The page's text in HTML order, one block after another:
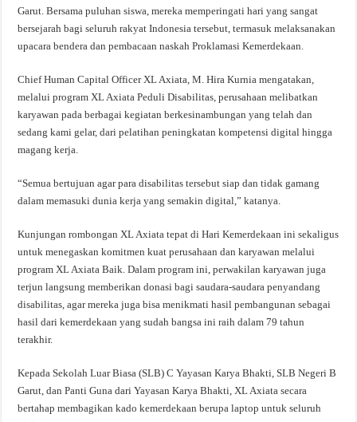
Garut. Bersama puluhan siswa, mereka memperingati hari yang sangat
bersejarah bagi seluruh rakyat Indonesia tersebut, termasuk melaksanakan
upacara bendera dan pembacaan naskah Proklamasi Kemerdekaan.
Chief Human Capital Officer XL Axiata, M. Hira Kurnia mengatakan,
melalui program XL Axiata Peduli Disabilitas, perusahaan melibatkan
karyawan pada berbagai kegiatan berkesinambungan yang telah dan
sedang kami gelar, dari pelatihan peningkatan kompetensi digital hingga
magang kerja.
“Semua bertujuan agar para disabilitas tersebut siap dan tidak gamang
dalam memasuki dunia kerja yang semakin digital,” katanya.
Kunjungan rombongan XL Axiata tepat di Hari Kemerdekaan ini sekaligus
untuk menegaskan komitmen kuat perusahaan dan karyawan melalui
program XL Axiata Baik. Dalam program ini, perwakilan karyawan juga
terjun langsung memberikan donasi bagi saudara-saudara penyandang
disabilitas, agar mereka juga bisa menikmati hasil pembangunan sebagai
hasil dari kemerdekaan yang sudah bangsa ini raih dalam 79 tahun
terakhir.
Kepada Sekolah Luar Biasa (SLB) C Yayasan Karya Bhakti, SLB Negeri B
Garut, dan Panti Guna dari Yayasan Karya Bhakti, XL Axiata secara
bertahap membagikan kado kemerdekaan berupa laptop untuk seluruh